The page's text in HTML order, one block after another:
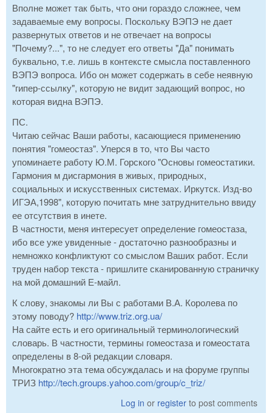
Вполне может так быть, что они гораздо сложнее, чем
задаваемые ему вопросы. Поскольку ВЭПЭ не дает
развернутых ответов и не отвечает на вопросы
"Почему?...", то не следует его ответы "Да" понимать
буквально, т.е. лишь в контексте смысла поставленного
ВЭПЭ вопроса. Ибо он может содержать в себе неявную
"гипер-ссылку", которую не видит задающий вопрос, но
которая видна ВЭПЭ.
ПС.
Читаю сейчас Ваши работы, касающиеся применению
понятия "гомеостаз". Уперся в то, что Вы часто
упоминаете работу Ю.М. Горского "Основы гомеостатики.
Гармония м дисгармония в живых, природных,
социальных и искусственных системах. Иркутск. Изд-во
ИГЭА,1998", которую почитать мне затруднительно ввиду
ее отсутствия в инете.
В частности, меня интересует определение гомеостаза,
ибо все уже увиденные - достаточно разнообразны и
немножко конфликтуют со смыслом Ваших работ. Если
труден набор текста - пришлите сканированную страничку
на мой домашний Е-майл.
К слову, знакомы ли Вы с работами В.А. Королева по
этому поводу? http://www.triz.org.ua/
На сайте есть и его оригинальный терминологический
словарь. В частности, термины гомеостаза и гомеостата
определены в 8-ой редакции словаря.
Многократно эта тема обсуждалась и на форуме группы
ТРИЗ http://tech.groups.yahoo.com/group/c_triz/
Log in or register to post comments